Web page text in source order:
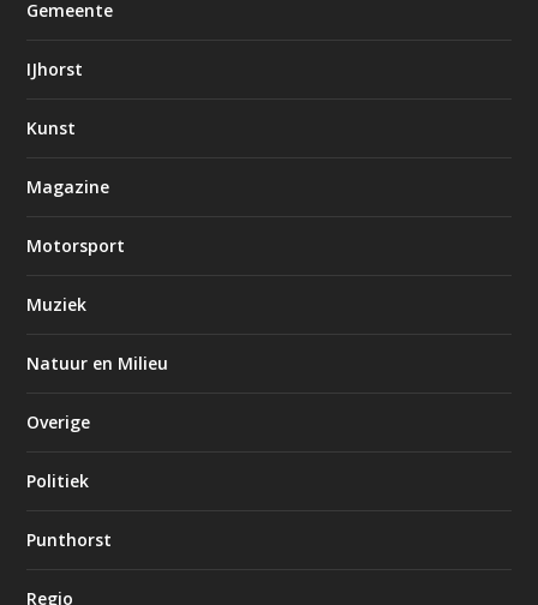
Gemeente
IJhorst
Kunst
Magazine
Motorsport
Muziek
Natuur en Milieu
Overige
Politiek
Punthorst
Regio